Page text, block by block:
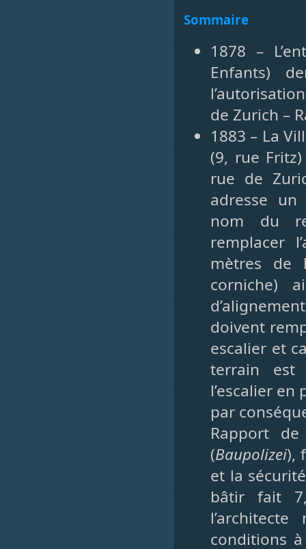
Sommaire
1878 –
Enfants)
de Zurich –
1883 – La
(9, rue
rue de
adresse un
nom du
remplacer
mètres de
corniche)
doivent
escalier et
terrain est
l’escalier
par
Rapport
(Baupolizei),
et la
bâtir fait
conditions